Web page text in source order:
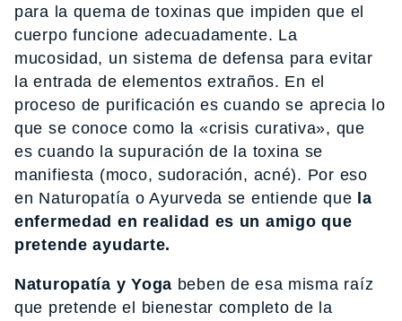
para la quema de toxinas que impiden que el
cuerpo funcione adecuadamente. La
mucosidad, un sistema de defensa para evitar
la entrada de elementos extraños. En el
proceso de purificación es cuando se aprecia lo
que se conoce como la «crisis curativa», que
es cuando la supuración de la toxina se
manifiesta (moco, sudoración, acné). Por eso
en Naturopatía o Ayurveda se entiende que la
enfermedad en realidad es un amigo que
pretende ayudarte.
Naturopatía y Yoga beben de esa misma raíz
que pretende el bienestar completo de la